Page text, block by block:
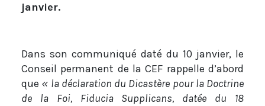
janvier.
Dans son communiqué daté du 10 janvier, le
Conseil permanent de la CEF rappelle d’abord
que « la déclaration du Dicastère pour la Doctrine
de la Foi, Fiducia Supplicans, datée du 18